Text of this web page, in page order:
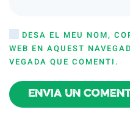
DESA EL MEU NOM,
WEB EN AQUEST
VEGADA QUE COMENTI.
Envia un